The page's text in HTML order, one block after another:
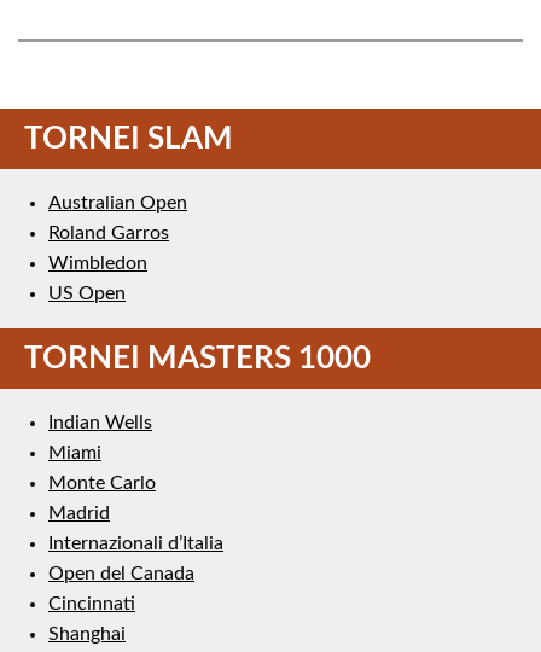
TORNEI SLAM
Australian Open
Roland Garros
Wimbledon
US Open
TORNEI MASTERS 1000
Indian Wells
Miami
Monte Carlo
Madrid
Internazionali d’Italia
Open del Canada
Cincinnati
Shanghai